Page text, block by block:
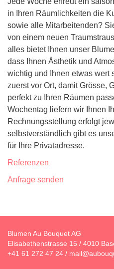
in Ihren Räumlichkeiten die
sowie alle Mitarbeitenden?
von einem neuen
alles bietet Ihnen unser
dass Ihnen Ästhetik und
wichtig und Ihnen etwas wert
zuerst vor Ort, damit Grösse,
perfekt zu Ihren Räumen
Wochentag liefern wir Ihnen
Rechnungsstellung erfolgt
selbstverständlich gibt es
für Ihre Privatadresse.
Referenzen
Anfrage senden
Blumen Au Bouquet AG
Elisabethenstrasse 15 / 4010
+41 61 272 47 24 /